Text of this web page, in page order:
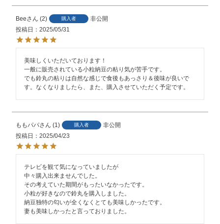
Bee 2 購入者
非公開
投稿日
2025/05/31
美味しくいただいております！
一般に販売されている小粒納豆の粘り気が苦手です。
でも鈴丸の粘りは自然な感じで食後もあっさり＆後味が良いで
ももパパ 1 購入者
非公開
投稿日
2025/04/23
テレビを観て気になっていましたが
中々購入出来ませんでした。
その考えていた期間がもったいなかったです。
小粒が好きなので鈴丸を購入しました。
納豆独特の匂いが全くなくとても美味しかったです。